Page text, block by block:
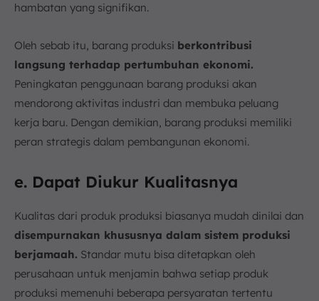
hambatan yang signifikan.
Oleh sebab itu, barang produksi berkontribusi
langsung terhadap pertumbuhan ekonomi.
Peningkatan penggunaan barang produksi akan
mendorong aktivitas industri dan membuka peluang
kerja baru. Dengan demikian, barang produksi memiliki
peran strategis dalam pembangunan ekonomi.
e. Dapat Diukur Kualitasnya
Kualitas dari produk produksi biasanya mudah dinilai dan
disempurnakan khususnya dalam sistem produksi
berjamaah. Standar mutu bisa ditetapkan oleh
perusahaan untuk menjamin bahwa setiap produk
produksi memenuhi beberapa persyaratan tertentu